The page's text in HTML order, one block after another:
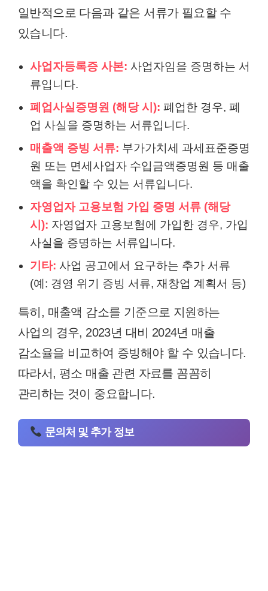
일반적으로 다음과 같은 서류가 필요할 수
있습니다.
사업자등록증 사본: 사업자임을 증명하는 서
류입니다.
폐업사실증명원 (해당 시): 폐업한 경우, 폐
업 사실을 증명하는 서류입니다.
매출액 증빙 서류: 부가가치세 과세표준증명
원 또는 면세사업자 수입금액증명원 등 매출
액을 확인할 수 있는 서류입니다.
자영업자 고용보험 가입 증명 서류 (해당
시): 자영업자 고용보험에 가입한 경우, 가입
사실을 증명하는 서류입니다.
기타: 사업 공고에서 요구하는 추가 서류
(예: 경영 위기 증빙 서류, 재창업 계획서 등)
특히, 매출액 감소를 기준으로 지원하는
사업의 경우, 2023년 대비 2024년 매출
감소율을 비교하여 증빙해야 할 수 있습니다.
따라서, 평소 매출 관련 자료를 꼼꼼히
관리하는 것이 중요합니다.
문의처 및 추가 정보